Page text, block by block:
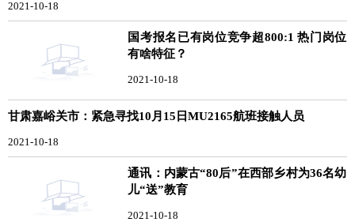
2021-10-18
国考报名已有岗位竞争超800:1 热门岗位
有啥特征？
2021-10-18
甘肃嘉峪关市：紧急寻找10月15日MU2165航班接触人员
2021-10-18
通讯：内蒙古“80后”在西部乡村为36名幼
儿“送”教育
2021-10-18